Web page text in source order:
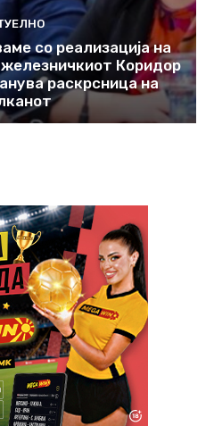
со реализација на
Коридор
раскрсница на